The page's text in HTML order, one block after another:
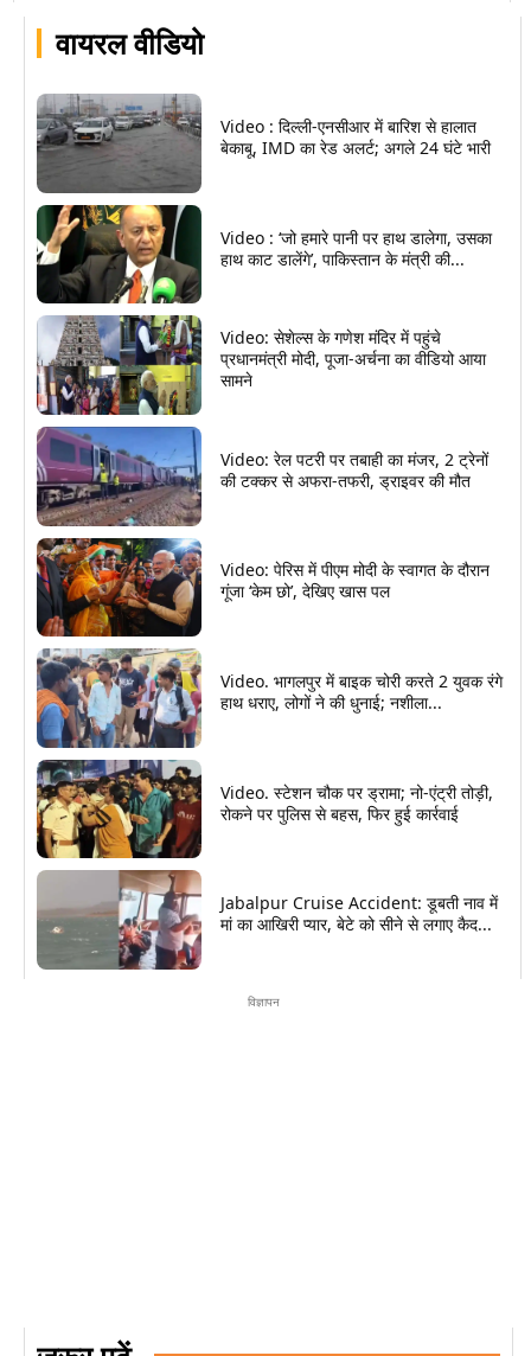
वायरल वीडियो
Video : दिल्ली-एनसीआर में बारिश से हालात
बेकाबू, IMD का रेड अलर्ट; अगले 24 घंटे भारी
Video : ‘जो हमारे पानी पर हाथ डालेगा, उसका
हाथ काट डालेंगे’, पाकिस्तान के मंत्री की...
Video: सेशेल्स के गणेश मंदिर में पहुंचे
प्रधानमंत्री मोदी, पूजा-अर्चना का वीडियो आया
सामने
Video: रेल पटरी पर तबाही का मंजर, 2 ट्रेनों
की टक्कर से अफरा-तफरी, ड्राइवर की मौत
Video: पेरिस में पीएम मोदी के स्वागत के दौरान
गूंजा ‘केम छो’, देखिए खास पल
Video. भागलपुर में बाइक चोरी करते 2 युवक रंगे
हाथ धराए, लोगों ने की धुनाई; नशीला...
Video. स्टेशन चौक पर ड्रामा; नो-एंट्री तोड़ी,
रोकने पर पुलिस से बहस, फिर हुई कार्रवाई
Jabalpur Cruise Accident: डूबती नाव में
मां का आखिरी प्यार, बेटे को सीने से लगाए कैद...
विज्ञापन